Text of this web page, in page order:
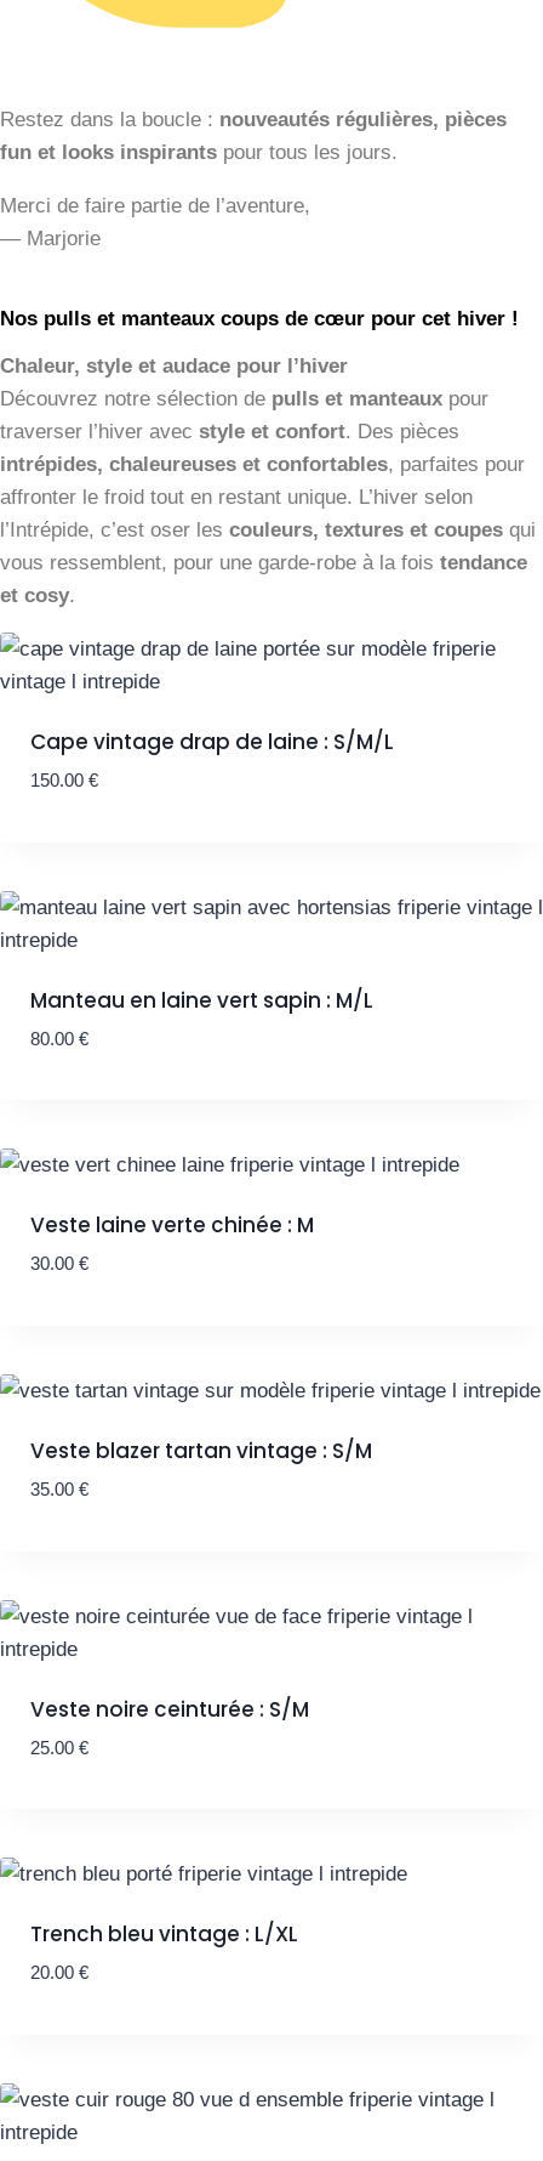
Restez dans la boucle : nouveautés régulières, pièces
fun et looks inspirants pour tous les jours.
Merci de faire partie de l’aventure,
— Marjorie
Nos pulls et manteaux coups de cœur pour cet hiver !
Chaleur, style et audace pour l’hiver
Découvrez notre sélection de pulls et manteaux pour
traverser l’hiver avec style et confort. Des pièces
intrépides, chaleureuses et confortables, parfaites pour
affronter le froid tout en restant unique. L’hiver selon
l’Intrépide, c’est oser les couleurs, textures et coupes qui
vous ressemblent, pour une garde-robe à la fois tendance
et cosy.
Cape vintage drap de laine : S/M/L
150.00 €
Manteau en laine vert sapin : M/L
80.00 €
Veste laine verte chinée : M
30.00 €
Veste blazer tartan vintage : S/M
35.00 €
Veste noire ceinturée : S/M
25.00 €
Trench bleu vintage : L/XL
20.00 €